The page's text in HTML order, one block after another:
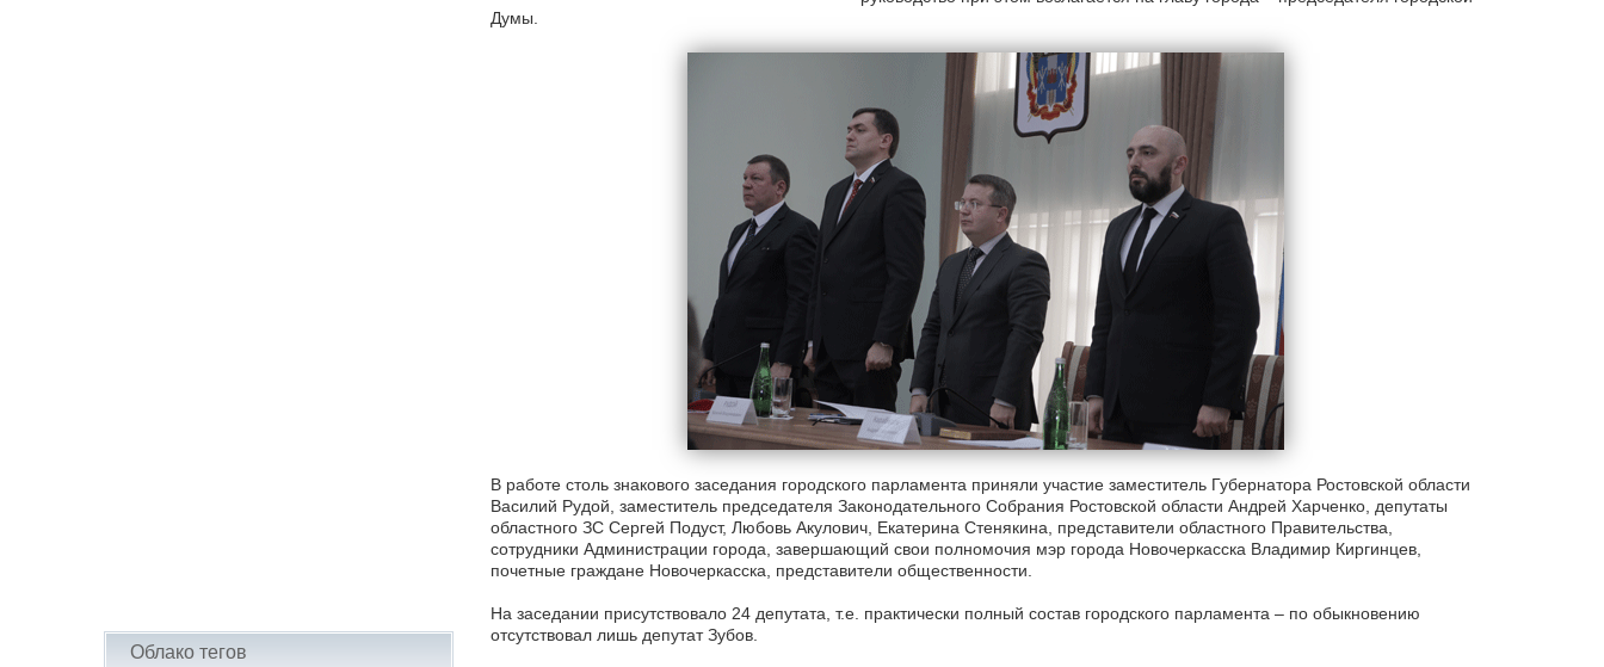
Облако тегов
Думы.
В работе столь знакового заседания городского парламента приняли участие заместитель Губернатора Ростовской области
Василий Рудой, заместитель председателя Законодательного Собрания Ростовской области Андрей Харченко, депутаты
областного ЗС Сергей Подуст, Любовь Акулович, Екатерина Стенякина, представители областного Правительства,
сотрудники Администрации города, завершающий свои полномочия мэр города Новочеркасска Владимир Киргинцев,
почетные граждане Новочеркасска, представители общественности.
На заседании присутствовало 24 депутата, т.е. практически полный состав городского парламента – по обыкновению
отсутствовал лишь депутат Зубов.